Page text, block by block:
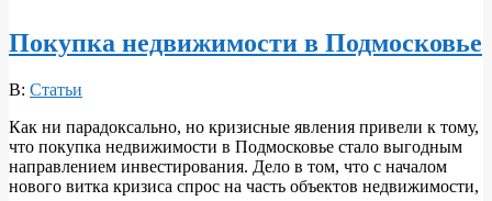
Покупка недвижимости в Подмосковье
2018-
10
В: Статьи
Как ни парадоксально, но кризисные явления привели к тому,
что покупка недвижимости в Подмосковье стало выгодным
направлением инвестирования. Дело в том, что с началом
нового витка кризиса спрос на часть объектов недвижимости,